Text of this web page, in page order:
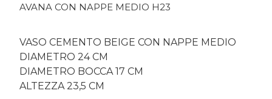
AVANA CON NAPPE MEDIO H23
VASO CEMENTO BEIGE CON NAPPE MEDIO
DIAMETRO 24 CM
DIAMETRO BOCCA 17 CM
ALTEZZA 23,5 CM